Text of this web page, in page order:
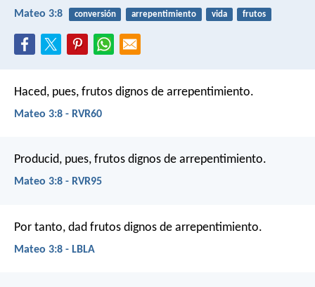
Mateo 3:8 conversión arrepentimiento vida frutos
Haced, pues, frutos dignos de arrepentimiento.
Mateo 3:8 - RVR60
Producid, pues, frutos dignos de arrepentimiento.
Mateo 3:8 - RVR95
Por tanto, dad frutos dignos de arrepentimiento.
Mateo 3:8 - LBLA